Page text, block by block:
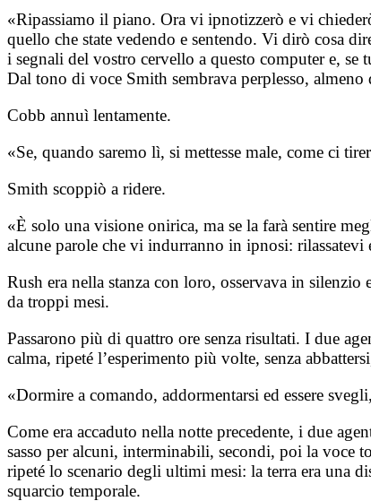
«Ripassiamo il piano. Ora vi ipnotizzerò e vi
quello che state vedendo e sentendo. Vi dirò cosa
i segnali del vostro cervello a questo computer e,
Dal tono di voce Smith sembrava perplesso, almeno
Cobb annuì lentamente.
«Se, quando saremo lì, si mettesse male, come ci
Smith scoppiò a ridere.
«È solo una visione onirica, ma se la farà sentire
alcune parole che vi indurranno in ipnosi: rilassatevi
Rush era nella stanza con loro, osservava in
da troppi mesi.
Passarono più di quattro ore senza risultati. I due
calma, ripeté l’esperimento più volte, senza
«Dormire a comando, addormentarsi ed essere
Come era accaduto nella notte precedente, i due
sasso per alcuni, interminabili, secondi, poi la voce
ripeté lo scenario degli ultimi mesi: la terra era una
squarcio temporale.